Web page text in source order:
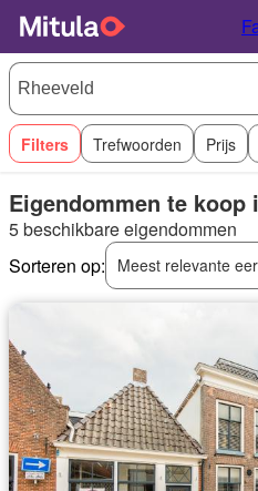
Filters Trefwoorden Prijs
Eigendommen te koop
5 beschikbare eigendommen
Sorteren op:
Meest relevante